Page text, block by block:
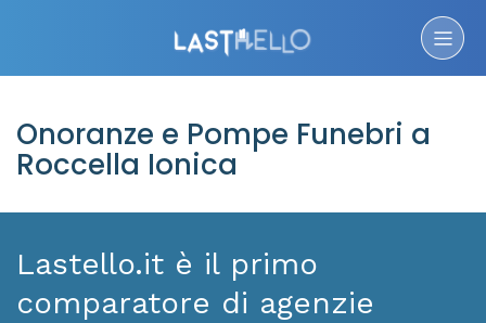
Onoranze e Pompe Funebri a
Roccella Ionica
Lastello.it è il primo
comparatore di agenzie